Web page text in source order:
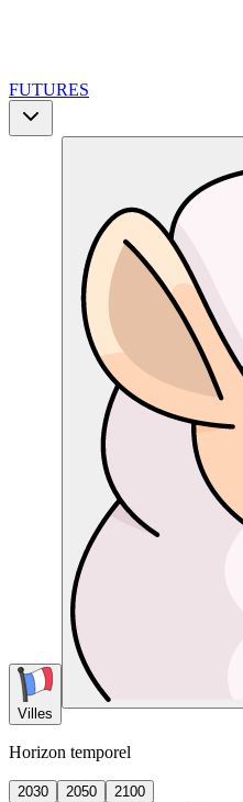
FUTURES
Villes
Horizon temporel
2030 2050
2100